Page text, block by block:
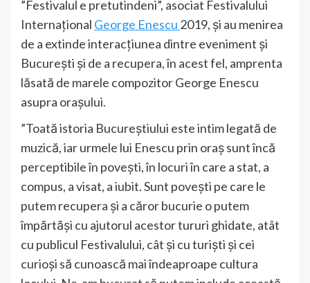
”Festivalul e pretutindeni”, asociat Festivalului
Internațional George Enescu 2019, și au menirea
de a extinde interacțiunea dintre eveniment și
București și de a recupera, în acest fel, amprenta
lăsată de marele compozitor George Enescu
asupra orașului.
”Toată istoria Bucureștiului este intim legată de
muzică, iar urmele lui Enescu prin oraș sunt încă
perceptibile în povești, în locuri în care a stat, a
compus, a visat, a iubit. Sunt povești pe care le
putem recupera și a căror bucurie o putem
împărtăși cu ajutorul acestor tururi ghidate, atât
cu publicul Festivalului, cât și cu turiști și cei
curioși să cunoască mai îndeaproape cultura